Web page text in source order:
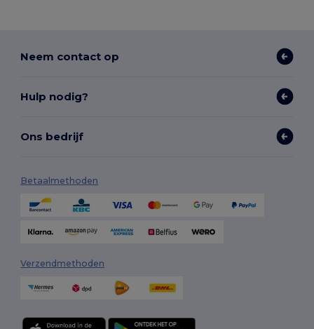
Neem contact op
Hulp nodig?
Ons bedrijf
Betaalmethoden
Verzendmethoden